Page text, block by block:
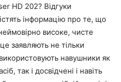
HD 202? Відгуки
інформацію про те, що
високе, чисте
заявляють не тільки
використовують навушники як
так і досвідчені і навіть